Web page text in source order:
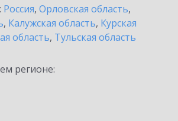
Россия, Орловская область,
, Калужская область, Курская
область, Тульская область
регионе: